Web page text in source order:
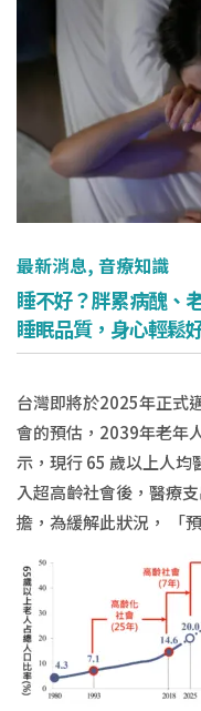
最新消息, 音療知識
睡不好？胖累病醜、
睡眠品質，身心輕鬆
台灣即將於2025年正式
會的預估，2039年老年
示，現行 65 歲以上人均
入超高齡社會後，醫療
擔，為緩解此狀況， 「